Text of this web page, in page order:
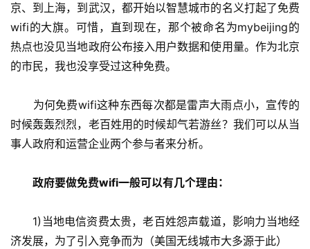
京、到上海，到武汉，都开始以智慧城市的名义打起了免费
wifi的大旗。可惜，直到现在，那个被命名为mybeijing的
热点也没见当地政府公布接入用户数据和使用量。作为北京
的市民，我也没享受过这种免费。
为何免费wifi这种东西每次都是雷声大雨点小，宣传的
时候轰轰烈烈，老百姓用的时候却气若游丝？我们可以从当
事人政府和运营企业两个参与者来分析。
政府要做免费wifi一般可以有几个理由：
1)当地电信资费太贵，老百姓怨声载道，影响力当地经
济发展，为了引入竞争而为（美国无线城市大多源于此）